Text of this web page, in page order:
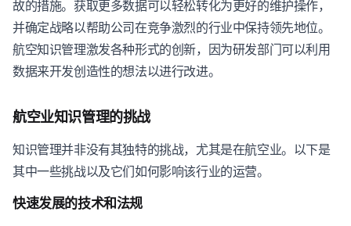
故的措施。获取更多数据可以轻松转化为更好的维护操作，
并确定战略以帮助公司在竞争激烈的行业中保持领先地位。
航空知识管理激发各种形式的创新，因为研发部门可以利用
数据来开发创造性的想法以进行改进。
航空业知识管理的挑战
知识管理并非没有其独特的挑战，尤其是在航空业。以下是
其中一些挑战以及它们如何影响该行业的运营。
快速发展的技术和法规